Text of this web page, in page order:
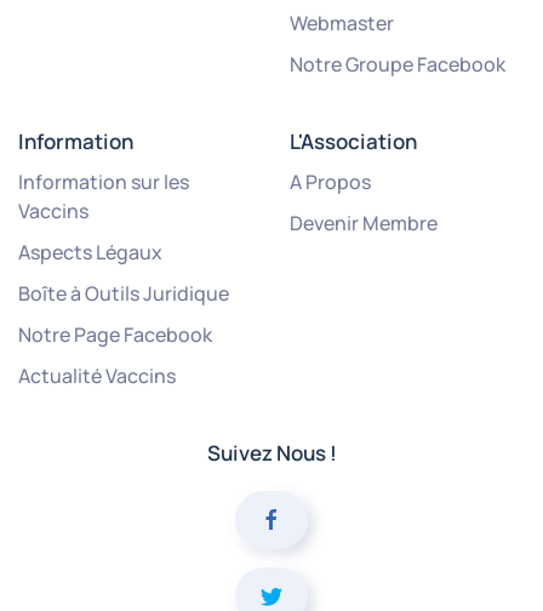
Webmaster
Notre Groupe Facebook
Information
Information sur les
Vaccins
Aspects Légaux
Boîte à Outils Juridique
Notre Page Facebook
Actualité Vaccins
L'Association
A Propos
Devenir Membre
Suivez Nous !